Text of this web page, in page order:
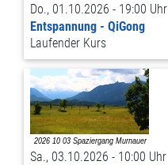
Do., 01.10.2026 - 19:00 Uhr
Entspannung - QiGong
Laufender Kurs
Sa., 03.10.2026 - 10:00 Uhr